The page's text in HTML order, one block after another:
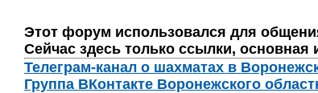
Этот форум использовался для
Сейчас здесь только ссылки,
Телеграм-канал о шахматах в
Группа ВКонтакте Воронежского